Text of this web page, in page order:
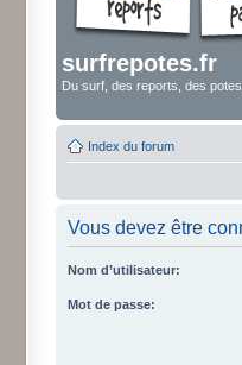
surfrepotes.fr
Du surf, des reports, des
Index du forum
Vous devez être
Nom d’utilisateur:
Mot de passe: